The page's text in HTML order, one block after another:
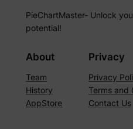
PieChartMaster- Unlock
potential!
About
Team
History
AppStore
Privacy
Privacy
Terms and
Contact Us